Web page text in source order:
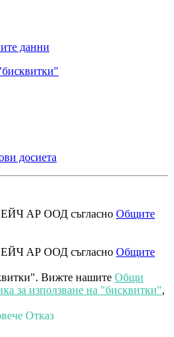
данни
досиета
ЕЙЧ АР ООД съгласно Общите
ЕЙЧ АР ООД съгласно Общите
Вижте нашите Общи
за използване на "бисквитки",
Отказ